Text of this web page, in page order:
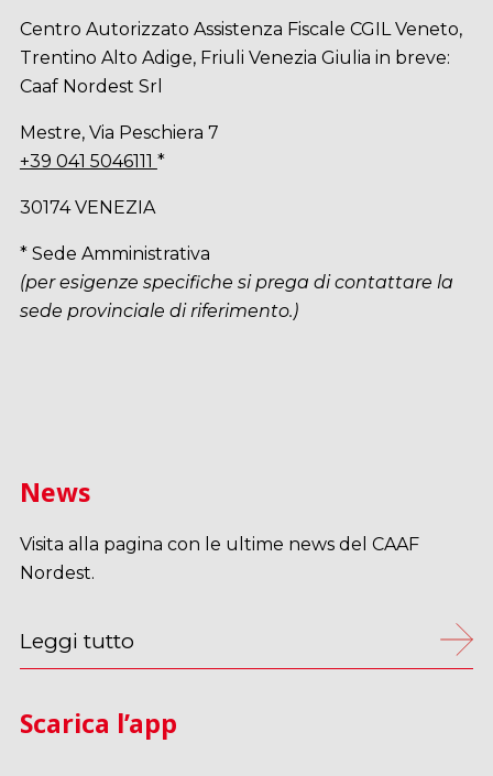
Centro Autorizzato Assistenza Fiscale CGIL Veneto,
Trentino Alto Adige, Friuli Venezia Giulia in breve:
Caaf Nordest Srl
Mestre, Via Peschiera 7
+39 041 5046111 *
30174 VENEZIA
* Sede Amministrativa
(per esigenze specifiche si prega di contattare la
sede provinciale di riferimento.)
News
Visita alla pagina con le ultime news del CAAF
Nordest.
Leggi tutto
Scarica l’app